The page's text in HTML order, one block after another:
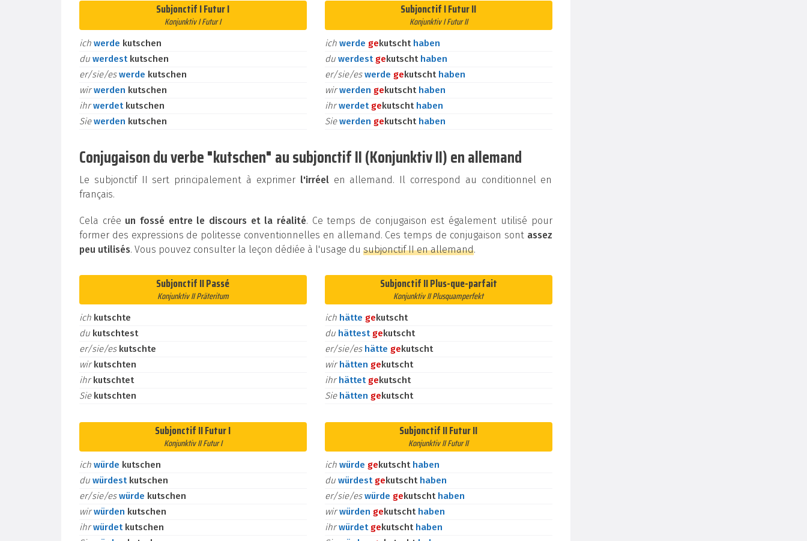
Subjonctif I Futur I
Konjunktiv I Futur I
ich werde kutschen
du werdest kutschen
er/sie/eswerde kutschen
wirwerden kutschen
ihrwerdet kutschen
Siewerden kutschen
Subjonctif I Futur II
Konjunktiv I Futur II
ich werde gekutscht haben
du werdest gekutscht haben
er/sie/eswerde gekutscht haben
wirwerden gekutscht haben
ihrwerdet gekutscht haben
Siewerden gekutscht haben
Conjugaison du verbe "kutschen" au subjonctif II (Konjunktiv II) en allemand
Le subjonctif II sert principalement à exprimer l'irréelen allemand. Il correspond au conditionnel en
français.
Cela crée un fossé entre le discours et la réalité. Ce temps de conjugaison est également utilisé pour
former des expressions de politesse conventionnelles en allemand. Ces temps de conjugaison sont assez
peu utilisés. Vous pouvez consulter la leçon dédiée à l'usage du subjonctif II en allemand.
Subjonctif II Passé
Konjunktiv II Präteritum
ich kutschte
du kutschtest
er/sie/es kutschte
wirkutschten
ihrkutschtet
Sie kutschten
Subjonctif II Plus-que-parfait
Konjunktiv II Plusquamperfekt
ich hätte gekutscht
du hättest gekutscht
er/sie/es hätte gekutscht
wirhätten gekutscht
ihrhättet gekutscht
Sie hätten gekutscht
Subjonctif II Futur I
Konjunktiv II Futur I
ich würde kutschen
du würdest kutschen
er/sie/eswürde kutschen
wirwürden kutschen
ihrwürdet kutschen
Subjonctif II Futur II
Konjunktiv II Futur II
ich würde gekutscht haben
du würdest gekutscht haben
er/sie/eswürde gekutscht haben
wirwürden gekutscht haben
ihrwürdet gekutscht haben